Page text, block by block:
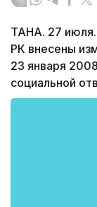
ТАНА. 27
РК внесены
23 января
социальной